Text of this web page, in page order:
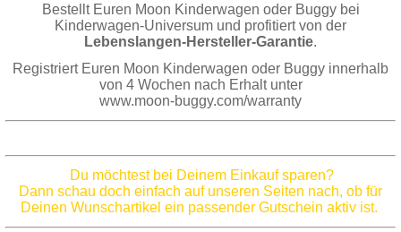
Bestellt Euren Moon Kinderwagen oder Buggy bei
Kinderwagen-Universum und profitiert von der
Lebenslangen-Hersteller-Garantie.
Registriert Euren Moon Kinderwagen oder Buggy innerhalb
von 4 Wochen nach Erhalt unter
www.moon-buggy.com/warranty
Du möchtest bei Deinem Einkauf sparen?
Dann schau doch einfach auf unseren Seiten nach, ob für
Deinen Wunschartikel ein passender Gutschein aktiv ist.